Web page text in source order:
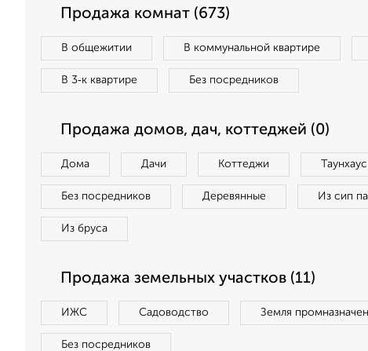
Продажа комнат (673)
В общежитии В коммунальной квартире
В 3‑к квартире Без посредников
Продажа домов, дач, коттеджей (0)
Дома Дачи Коттеджи
Без посредников Деревянные Из сип
Из бруса
Продажа земельных участков (11)
ИЖС Садоводство Земля
Без посредников